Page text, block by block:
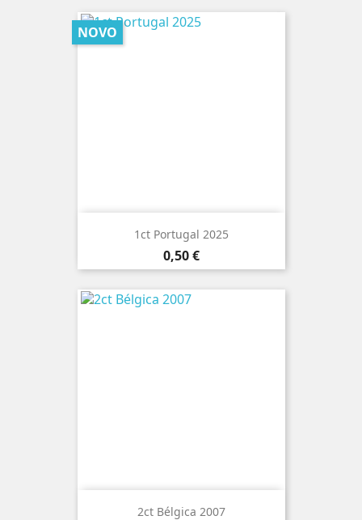
1ct Portugal 2025
Preço
0,50 €
NOVO
2ct Bélgica 2007